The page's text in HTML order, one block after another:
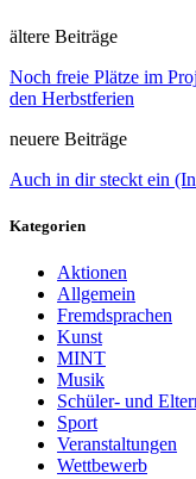
ältere Beiträge
Noch freie Plätze im
den Herbstferien
neuere Beiträge
Auch in dir steckt ein
Kategorien
Aktionen
Allgemein
Fremdsprachen
Kunst
MINT
Musik
Schüler- und
Sport
Veranstaltungen
Wettbewerb